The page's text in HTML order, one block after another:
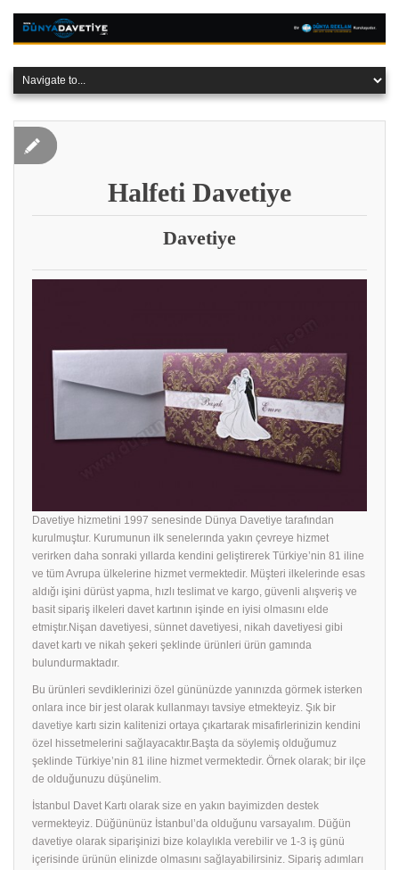
Halfeti‎ Davetiye
Davetiye
Davetiye hizmetini 1997 senesinde Dünya Davetiye tarafından
kurulmuştur. Kurumunun ilk senelerında yakın çevreye hizmet
verirken daha sonraki yıllarda kendini geliştirerek Türkiye’nin 81 iline
ve tüm Avrupa ülkelerine hizmet vermektedir. Müşteri ilkelerinde esas
aldığı işini dürüst yapma, hızlı teslimat ve kargo, güvenli alışveriş ve
basit sipariş ilkeleri davet kartının işinde en iyisi olmasını elde
etmiştır.Nişan davetiyesi, sünnet davetiyesi, nikah davetiyesi gibi
davet kartı ve nikah şekeri şeklinde ürünleri ürün gamında
bulundurmaktadır.
Bu ürünleri sevdiklerinizi özel gününüzde yanınızda görmek isterken
onlara ince bir jest olarak kullanmayı tavsiye etmekteyiz. Şık bir
davetiye kartı sizin kalitenizi ortaya çıkartarak misafirlerinizin kendini
özel hissetmelerini sağlayacaktır.Başta da söylemiş olduğumuz
şeklinde Türkiye’nin 81 iline hizmet vermektedir. Örnek olarak; bir ilçe
de olduğunuzu düşünelim.
İstanbul Davet Kartı olarak size en yakın bayimizden destek
vermekteyiz. Düğününüz İstanbul’da olduğunu varsayalım. Düğün
davetiye olarak siparişinizi bize kolaylıkla verebilir ve 1-3 iş günü
içerisinde ürünün elinizde olmasını sağlayabilirsiniz. Sipariş adımları